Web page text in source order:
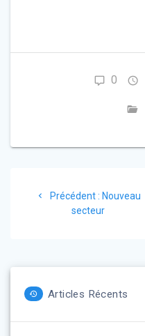
0
Précédent : Article
précédent
Nouveau
secteur
Articles Récents